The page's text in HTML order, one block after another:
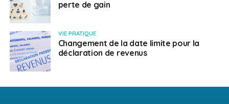
perte de gain
VIE PRATIQUE
Changement de la date limite pour la
déclaration de revenus